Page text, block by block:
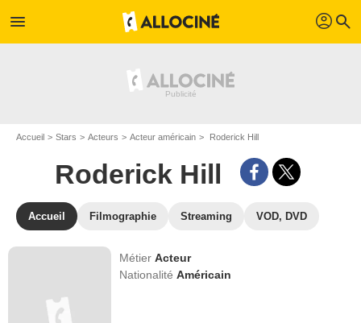
menu profil search
Accueil Stars Acteurs Acteur américain Roderick Hill
Roderick Hill
Accueil Filmographie Streaming VOD, DVD
MétierActeur
NationalitéAméricain